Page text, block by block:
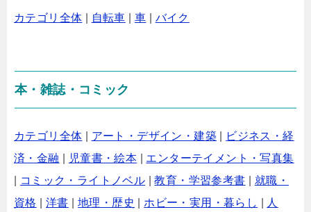
カテゴリ全体 自転車 |車 バイク
本・雑誌・コミック
カテゴリ全体 アート・デザイン・建築
ビジネス・経
済・金融
児童書・絵本
エンターテイメント・写真集
コミック・ライトノベル |教育・学習参考書
就職・
資格
|洋書 |地理・歴史 ホビー・実用・暮らし
人